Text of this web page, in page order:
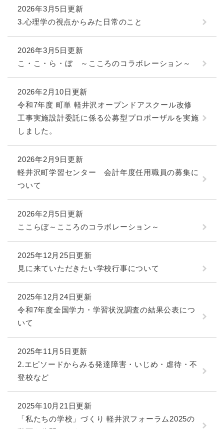
2026年3月5日更新
3.心理学の視点からみた日常のこと
2026年3月5日更新
こ・こ・ら・ぼ ～こころのコラボレーション～
2026年2月10日更新
令和7年度 町単 軽井沢オープンドアスクール改修
工事実施設計委託に係る公募型プロポーザルを実施
しました。
2026年2月9日更新
軽井沢町学習センター 会計年度任用職員の募集に
ついて
2026年2月5日更新
ここらぼ～こころのコラボレーション～
2025年12月25日更新
見に来ていただきたい学校行事について
2025年12月24日更新
令和7年度全国学力・学習状況調査の結果公表につ
いて
2025年11月5日更新
2.エピソードからみる発達障害・いじめ・虐待・不
登校など
2025年10月21日更新
「私たちの学校」づくり 軽井沢フォーラム2025の